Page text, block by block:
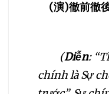
112 113
120 121
(演)徹前徹
(Diễn:
chính là Sự